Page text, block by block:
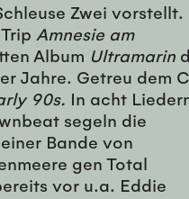
Zwei
Amnesie am
Album Ultramarin
Jahre. Getreu dem
90s. In acht
segeln die
Bande von
gen Total
vor u.a. Eddie